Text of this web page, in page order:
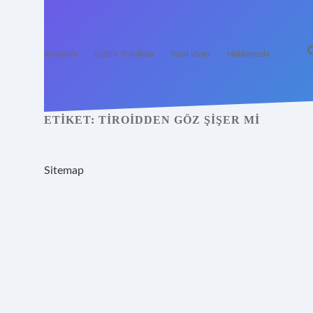
Anasayfa Gizlilik Politikası Yasal Uyarı Hakkımızda
ETIKET: TIROIDDEN GÖZ ŞIŞER MI
Sitemap